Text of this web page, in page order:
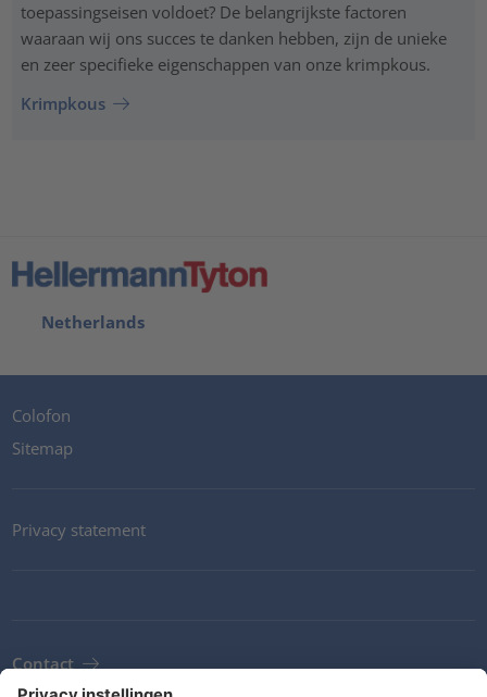
toepassingseisen voldoet? De belangrijkste factoren
waaraan wij ons succes te danken hebben, zijn de unieke
en zeer specifieke eigenschappen van onze krimpkous.
Krimpkous
Netherlands
Colofon
Sitemap
Privacy statement
Contact